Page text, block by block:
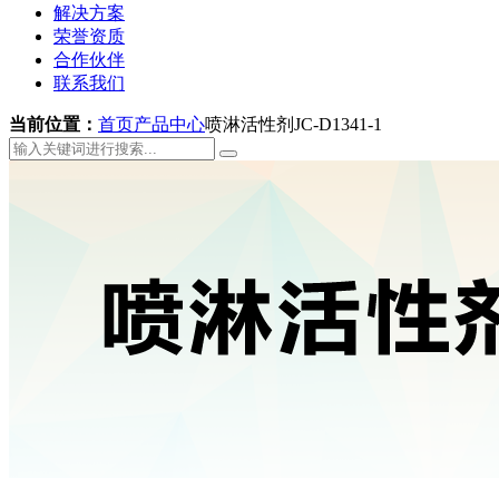
解决方案
荣誉资质
合作伙伴
联系我们
当前位置： 首页产品中心喷淋活性剂JC-D1341-1